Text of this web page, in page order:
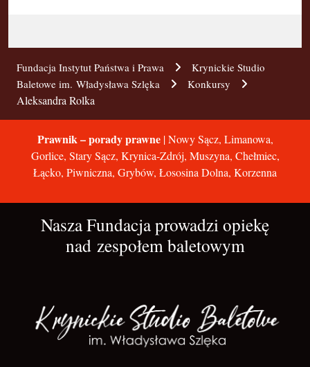
Fundacja Instytut Państwa i Prawa
Krynickie Studio
Baletowe im. Władysława Szlęka
Konkursy
Aleksandra Rolka
Prawnik – porady prawne| Nowy Sącz, Limanowa,
Gorlice, Stary Sącz, Krynica-Zdrój, Muszyna, Chełmiec,
Łącko, Piwniczna, Grybów, Łososina Dolna, Korzenna
Nasza Fundacja prowadzi opiekę
nad zespołem baletowym